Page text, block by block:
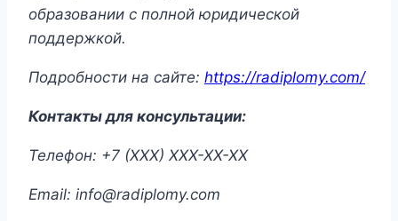
образовании с полной юридической
поддержкой.
Подробности на сайте: https://radiplomy.com/
Контакты для консультации:
Телефон: +7 (ХХХ) ХХХ-ХХ-ХХ
Email: info@radiplomy.com